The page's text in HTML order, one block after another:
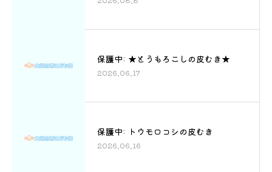
保護中: ★とうもろこしの皮むき★
2026.06.17
保護中: トウモロコシの皮むき
2026.06.16